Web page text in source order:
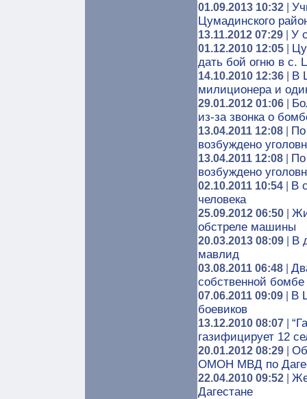
01.09.2013 10:32
Цумадинского
13.11.2012 07:29 У
01.12.2010 12:05
дать бой огню в с.
14.10.2010 12:36
В
милиционера и
29.01.2012 01:06
из-за звонка о
13.04.2011 12:08
По
возбуждено
13.04.2011 12:08
По
возбуждено
02.10.2011 10:54
В
человека
25.09.2012 06:50
обстреле машины
20.03.2013 08:09
В
мавлид
03.08.2011 06:48
собственной
07.06.2011 09:09
В
боевиков
13.12.2010 08:07
газифицирует 12
20.01.2012 08:29
ОМОН МВД по
22.04.2010 09:52
Дагестане